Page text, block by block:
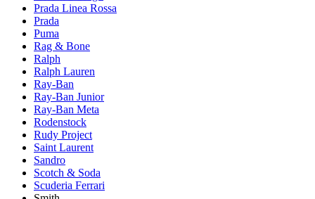
Prada Linea Rossa
Prada
Puma
Rag & Bone
Ralph
Ralph Lauren
Ray-Ban
Ray-Ban Junior
Ray-Ban Meta
Rodenstock
Rudy Project
Saint Laurent
Sandro
Scotch & Soda
Scuderia Ferrari